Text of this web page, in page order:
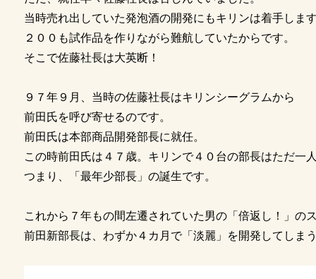
当時売れ出していた発泡酒の開発にもキリンは着手しま
２００も試作品を作りながら難航していたからです。
そこで佐藤社長は大英断！
９７年９月、当時の佐藤社長はキリンシーグラムから
前田氏を呼び寄せるのです。
前田氏は本部商品開発部長に就任。
この時前田氏は４７歳。キリンで４０台の部長はただ一
つまり、「最年少部長」の誕生です。
これから７年もの間左遷されていた男の「倍返し！」の
前田新部長は、わずか４カ月で「淡麗」を開発してしま